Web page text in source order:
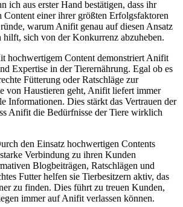
ich aus erster Hand bestätigen, dass ihr
Content einer ihrer größten Erfolgsfaktoren
warum Anifit genau auf diesen Ansatz
hilft, sich von der Konkurrenz abzuheben.
hochwertigem Content demonstriert Anifit
Expertise in der Tierernährung. Egal ob es
Fütterung oder Ratschläge zur
von Haustieren geht, Anifit liefert immer
Informationen. Dies stärkt das Vertrauen der
Anifit die Bedürfnisse der Tiere wirklich
den Einsatz hochwertigen Contents
Verbindung zu ihren Kunden
Blogbeiträgen, Ratschlägen und
Futter helfen sie Tierbesitzern aktiv, das
zu finden. Dies führt zu treuen Kunden,
immer auf Anifit verlassen können.